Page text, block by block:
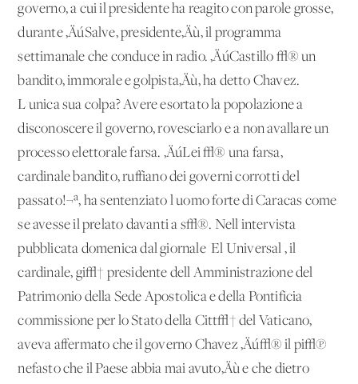
governo, a cui il presidente ha reagito con parole grosse,
durante ‚ÄúSalve, presidente‚Äù, il programma
settimanale che conduce in radio. ‚ÄúCastillo √® un
bandito, immorale e golpista‚Äù, ha detto Chavez.
L'unica sua colpa? Avere esortato la popolazione a
disconoscere il governo, rovesciarlo e a non avallare un
processo elettorale farsa. ‚ÄúLei √® una farsa,
cardinale bandito, ruffiano dei governi corrotti del
passato!¬ª, ha sentenziato l'uomo forte di Caracas come
se avesse il prelato davanti a s√®. Nell'intervista
pubblicata domenica dal giornale 'El Universal', il
cardinale, gi√† presidente dell'Amministrazione del
Patrimonio della Sede Apostolica e della Pontificia
commissione per lo Stato della Citt√† del Vaticano,
aveva affermato che il governo Chavez ‚Äú√® il pi√π
nefasto che il Paese abbia mai avuto‚Äù e che dietro